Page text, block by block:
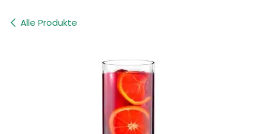
Alle Produkte